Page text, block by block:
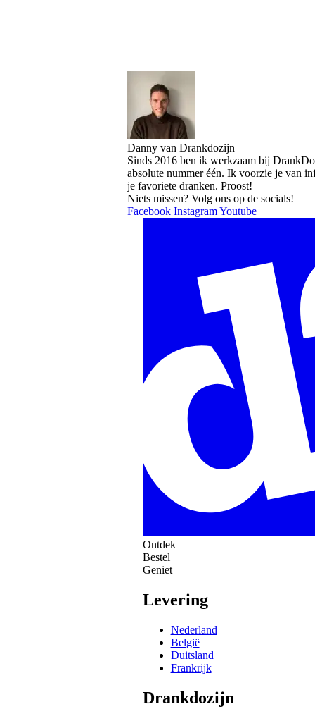
Danny van Drankdozijn
Sinds 2016 ben ik werkzaam bij
absolute nummer één. Ik voorzie je van
je favoriete dranken. Proost!
Niets missen? Volg ons op de socials!
Facebook InstagramYoutube
Ontdek
Bestel
Geniet
Levering
Nederland
België
Duitsland
Frankrijk
Drankdozijn